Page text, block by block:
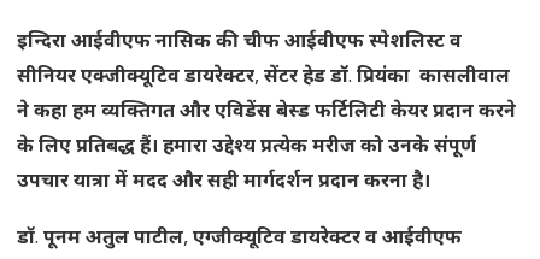
इन्दिराआईवीएफनासिककीचीफआईवीएफस्पेशलिस्टव
सीनियरएक्जीक्यूटिवडायरेक्टर, सेंटरहेडडॉ. प्रियंका कासलीवाल
नेकहाहमव्यक्तिगतऔरएविडेंसबेस्डफर्टिलिटीकेयरप्रदानकरने
केलिएप्रतिबद्धहैं। हमाराउद्देश्यप्रत्येकमरीजकोउनकेसंपूर्ण
उपचारयात्रामेंमददऔरसहीमार्गदर्शनप्रदानकरनाहै।
डॉ. पूनमअतुलपाटील, एग्जीक्यूटिवडायरेक्टरवआईवीएफ